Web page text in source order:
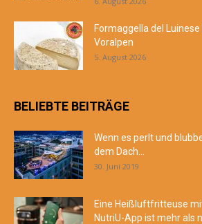
Formaggella del
Voralpen
5. August 2026
BELIEBTE BEITRÄGE
Wenn es perlt und
dem Dach...
30. Juni 2019
Eine Heißluftfritteuse
NutriU-App ist mehr als